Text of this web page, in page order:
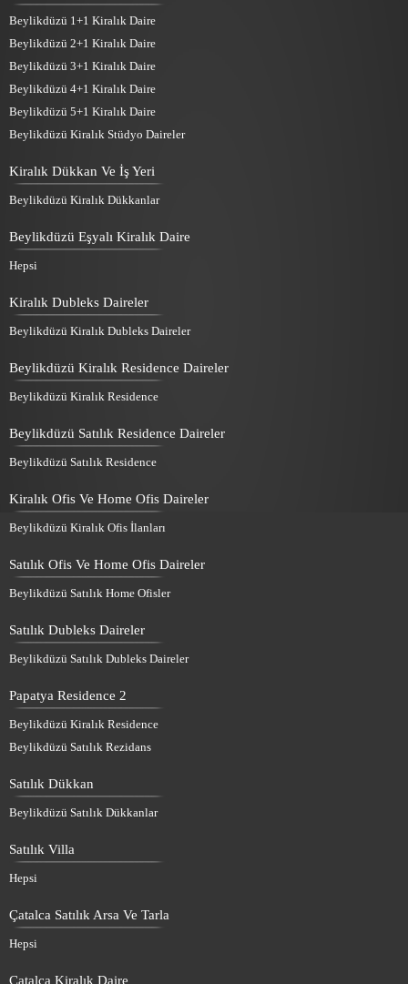
Beylikdüzü 1+1 Kiralık Daire
Beylikdüzü 2+1 Kiralık Daire
Beylikdüzü 3+1 Kiralık Daire
Beylikdüzü 4+1 Kiralık Daire
Beylikdüzü 5+1 Kiralık Daire
Beylikdüzü Kiralık Stüdyo Daireler
Kiralık Dükkan Ve İş Yeri
Beylikdüzü Kiralık Dükkanlar
Beylikdüzü Eşyalı Kiralık Daire
Hepsi
Kiralık Dubleks Daireler
Beylikdüzü Kiralık Dubleks Daireler
Beylikdüzü Kiralık Residence Daireler
Beylikdüzü Kiralık Residence
Beylikdüzü Satılık Residence Daireler
Beylikdüzü Satılık Residence
Kiralık Ofis Ve Home Ofis Daireler
Beylikdüzü Kiralık Ofis İlanları
Satılık Ofis Ve Home Ofis Daireler
Beylikdüzü Satılık Home Ofisler
Satılık Dubleks Daireler
Beylikdüzü Satılık Dubleks Daireler
Papatya Residence 2
Beylikdüzü Kiralık Residence
Beylikdüzü Satılık Rezidans
Satılık Dükkan
Beylikdüzü Satılık Dükkanlar
Satılık Villa
Hepsi
Çatalca Satılık Arsa Ve Tarla
Hepsi
Çatalca Kiralık Daire